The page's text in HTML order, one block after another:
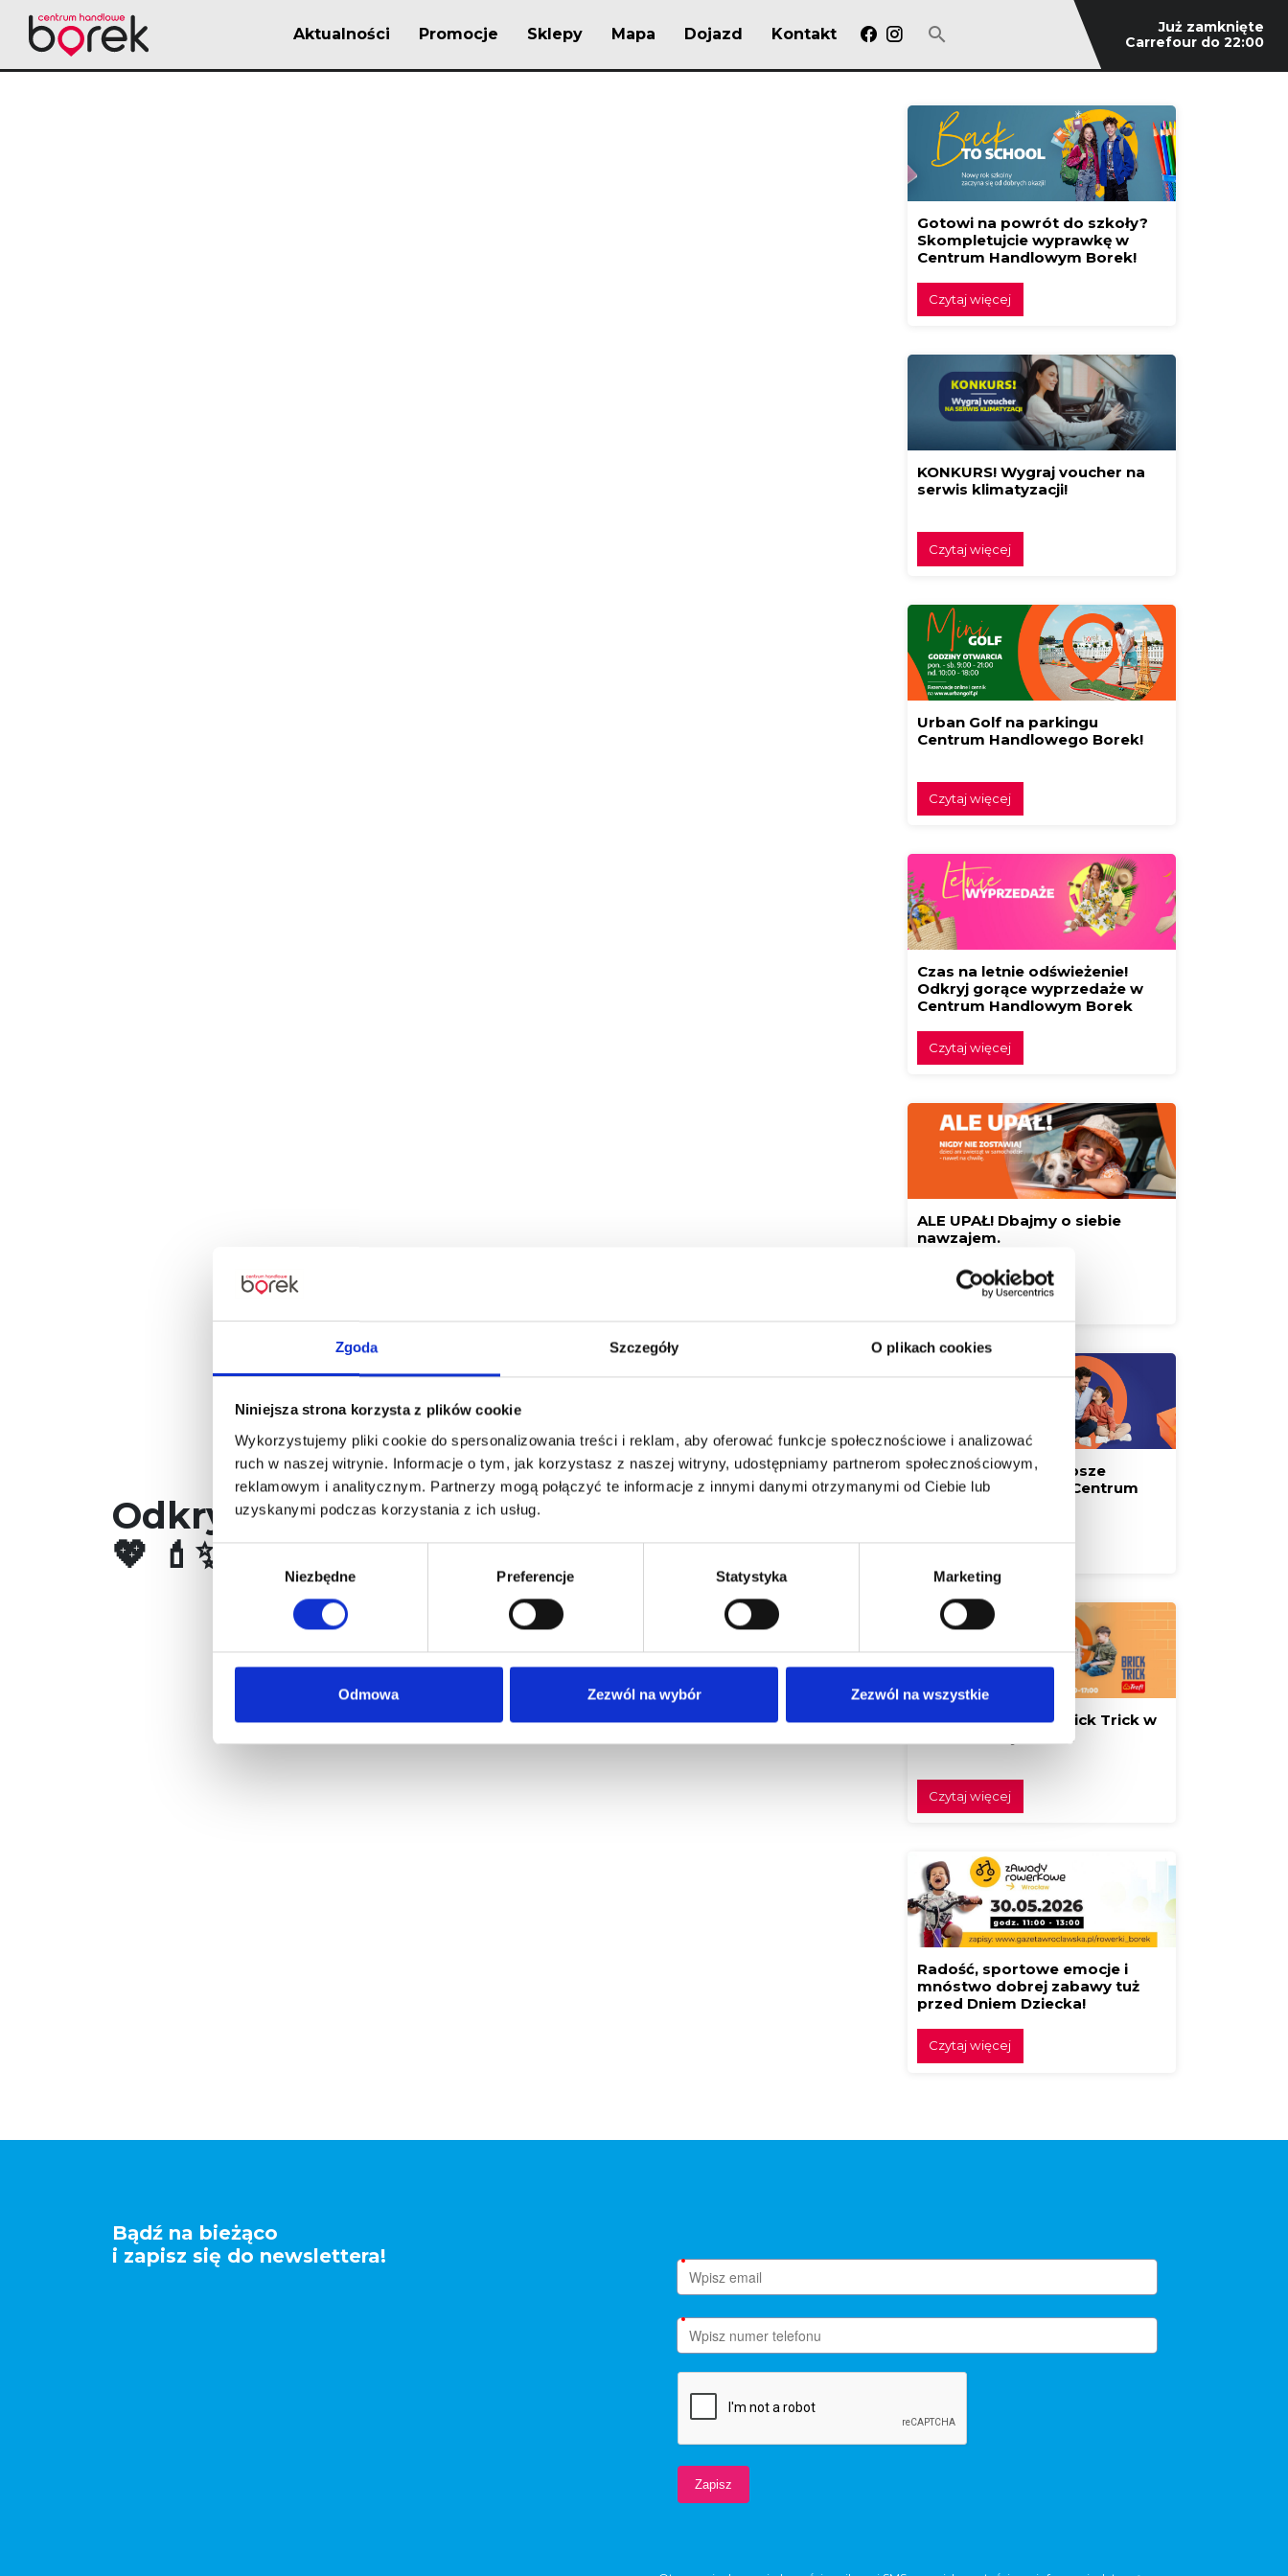
Zgoda Szczegóły O plikach cookies
Niniejsza strona korzysta z plików cookie
Wykorzystujemy pliki cookie do spersonalizowania treści i reklam, aby oferować funkcje społecznościowe i analizować
ruch w naszej witrynie. Informacje o tym, jak korzystasz z naszej witryny, udostępniamy partnerom społecznościowym,
reklamowym i analitycznym. Partnerzy mogą połączyć te informacje z innymi danymi otrzymanymi od Ciebie lub
uzyskanymi podczas korzystania z ich usług.
Wybór
Niezbędne Preferencje Statystyka Marketing
Odmowa Zezwól na wybór Zezwól na wszystkie
Aktualności Promocje Sklepy Mapa Dojazd Kontakt
Już zamknięte
Carrefour do 22:00
Odkryj siłę polskich marek w Hebe!
💖 💄✨
Gotowi na powrót do szkoły?
Skompletujcie wyprawkę w
Centrum Handlowym Borek!
Czytaj więcej
KONKURS! Wygraj voucher na
serwis klimatyzacji!
Czytaj więcej
Urban Golf na parkingu
Centrum Handlowego Borek!
Czytaj więcej
Czas na letnie odświeżenie!
Odkryj gorące wyprzedaże w
Centrum Handlowym Borek
Czytaj więcej
ALE UPAŁ! Dbajmy o siebie
nawzajem.
Czytaj więcej
Zaskocz Tatę! Najlepsze
prezenty czekają w Centrum
Czytaj więcej
Festiwal Klocków Brick Trick w
Borku! Buduj z nami!
Czytaj więcej
Radość, sportowe emocje i
mnóstwo dobrej zabawy tuż
przed Dniem Dziecka!
Czytaj więcej
Bądź na bieżąco
i zapisz się do newslettera!